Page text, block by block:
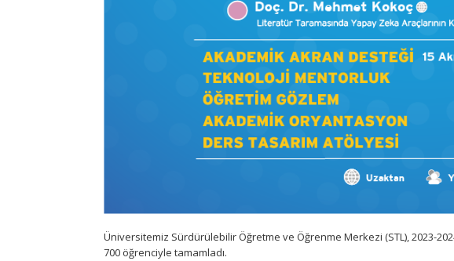
Üniversitemiz Sürdürülebilir Öğretme ve Öğrenme Merkezi (STL), 2023-
700 öğrenciyle tamamladı.